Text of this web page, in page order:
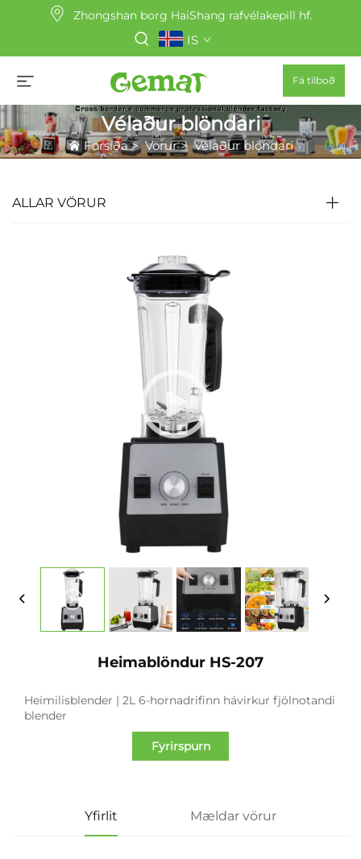
Zhongshan borg HaiShang rafvélakepill hf.
IS
Fá tilboð
Vélaður blöndari
Forsíða>Vörur>Vélaður blöndari
ALLAR VÖRUR
Heimablöndur HS-207
Heimilisblender | 2L 6-hornadrifinn hávirkur fjölnotandi
blender
Fyrirspurn
Yfirlit Mældar vörur